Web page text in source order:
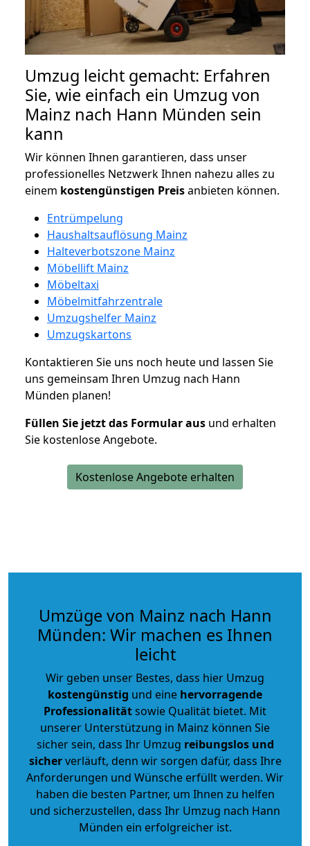
Umzug leicht gemacht: Erfahren
Sie, wie einfach ein Umzug von
Mainz nach Hann Münden sein
kann
Wir können Ihnen garantieren, dass unser
professionelles Netzwerk Ihnen nahezu alles zu
einem kostengünstigen Preisanbieten können.
Entrümpelung
Haushaltsauflösung Mainz
Halteverbotszone Mainz
Möbellift Mainz
Möbeltaxi
Möbelmitfahrzentrale
Umzugshelfer Mainz
Umzugskartons
Kontaktieren Sie uns noch heute und lassen Sie
uns gemeinsam Ihren Umzug nach Hann
Münden planen!
Füllen Sie jetzt das Formular aus und erhalten
Sie kostenlose Angebote.
Kostenlose Angebote erhalten
Umzüge von Mainz nach Hann
Münden: Wir machen es Ihnen
leicht
Wir geben unser Bestes, dass hier Umzug
kostengünstig und eine hervorragende
Professionalitätsowie Qualität bietet. Mit
unserer Unterstützung in Mainz können Sie
sicher sein, dass Ihr Umzug reibungslos und
sicherverläuft, denn wir sorgen dafür, dass Ihre
Anforderungen und Wünsche erfüllt werden. Wir
haben die besten Partner, um Ihnen zu helfen
und sicherzustellen, dass Ihr Umzug nach Hann
Münden ein erfolgreicher ist.